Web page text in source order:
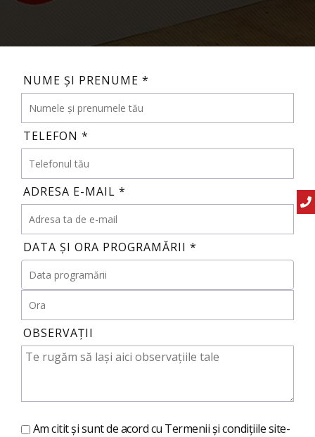
NUME ȘI PRENUME *
TELEFON *
ADRESA E-MAIL *
DATA ȘI ORA PROGRAMĂRII *
OBSERVAȚII
Am citit și sunt de acord cu Termenii și condițiile site-